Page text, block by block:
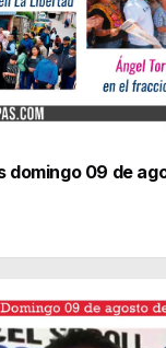
domingo 09 de